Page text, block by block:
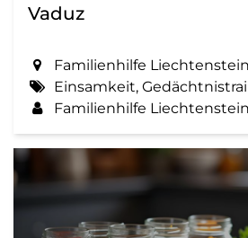
Vaduz
Familienhilfe Liechtenstein,
Einsamkeit, Gedächtnistraining, Gesellschaft, Spielen, Treffen,
Familienhilfe Liechtenstein